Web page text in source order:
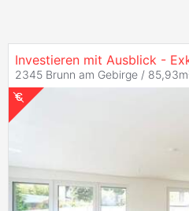
Investieren mit Ausblick -
2345 Brunn am Gebirge /